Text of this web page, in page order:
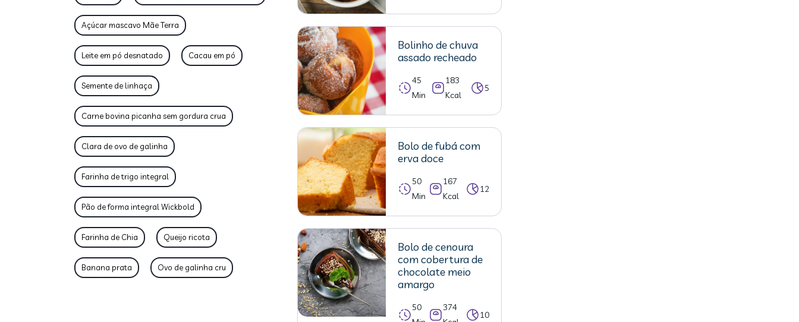
Açúcar mascavo Mãe Terra
Leite em pó desnatado Cacau em pó
Semente de linhaça
Carne bovina picanha sem gordura crua
Clara de ovo de galinha
Farinha de trigo integral
Pão de forma integral Wickbold
Farinha de Chia Queijo ricota
Banana prata Ovo de galinha cru
Bolinho de chuva
assado recheado
45
Min
183
Kcal
5
Bolo de fubá com
erva doce
50
Min
167
Kcal
12
Bolo de cenoura
com cobertura de
chocolate meio
amargo
50
374
10